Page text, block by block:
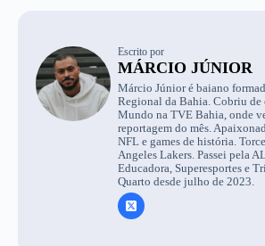
Escrito por
MÁRCIO JÚNIOR
Márcio Júnior é baiano
Regional da Bahia. Cobriu de
Mundo na TVE Bahia, onde
reportagem do mês.
NFL e games de história.
Angeles Lakers. Passei pela
Educadora, Superesportes e
Quarto desde julho de 2023.